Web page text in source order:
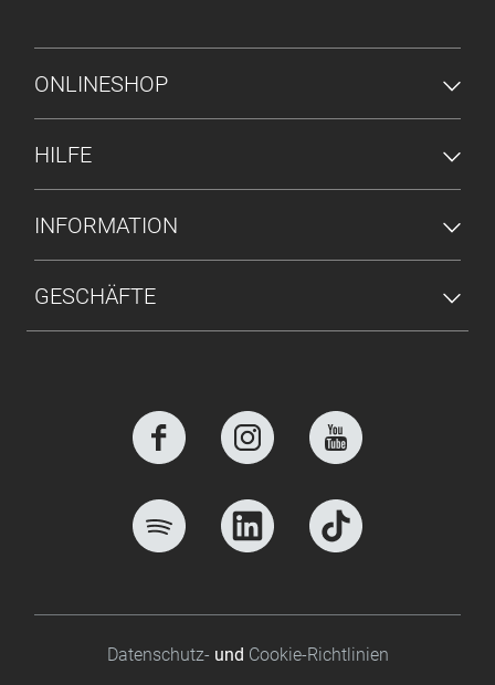
FUSSZEILENMENÜ
ONLINESHOP
HILFE
INFORMATION
GESCHÄFTE
Footer bottomDatenschutz- und Cookie-Richtlinien